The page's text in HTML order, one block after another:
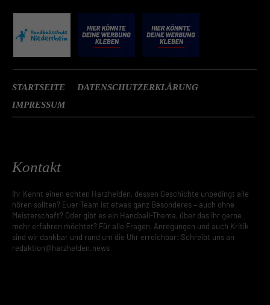
STARTSEITE
DATENSCHUTZERKLÄRUNG
IMPRESSUM
Kontakt
Ihr Kennt einen echten Harzhelden, dessen Geschichte unbedingt alle
hören sollten? Euer Team ist etwas ganz Besonderes – auch ohne
Meisterschaft? Oder gibt es ein Handball-Thema, über das ihr gerne
mehr erfahren möchtet? Für alle Fragen, Anregungen und auch Kritik
sind wir dankbar und rund um die Uhr erreichbar: Schreibt uns an
redaktion@harzhelden.news